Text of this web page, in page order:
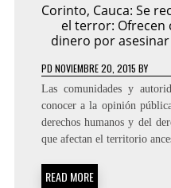
Corinto, Cauca: Se
el terror: Ofrecen
dinero por
PD NOVIEMBRE 20, 2015 BY
Las comunidades y
conocer a la opinión
derechos humanos y del
que afectan el territorio
READ MORE